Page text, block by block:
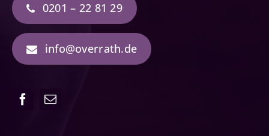
0201 – 22 81 29
info@overrath.de